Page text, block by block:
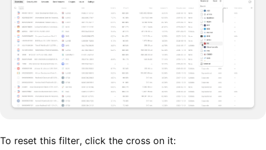
To reset this filter, click the cross on it: